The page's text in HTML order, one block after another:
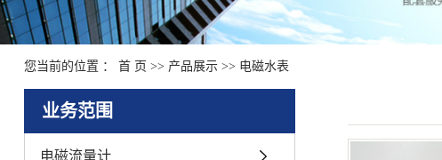
您当前的位置 ： 首 页 >> 产品展示>> 电磁水表
业务范围
电磁流量计